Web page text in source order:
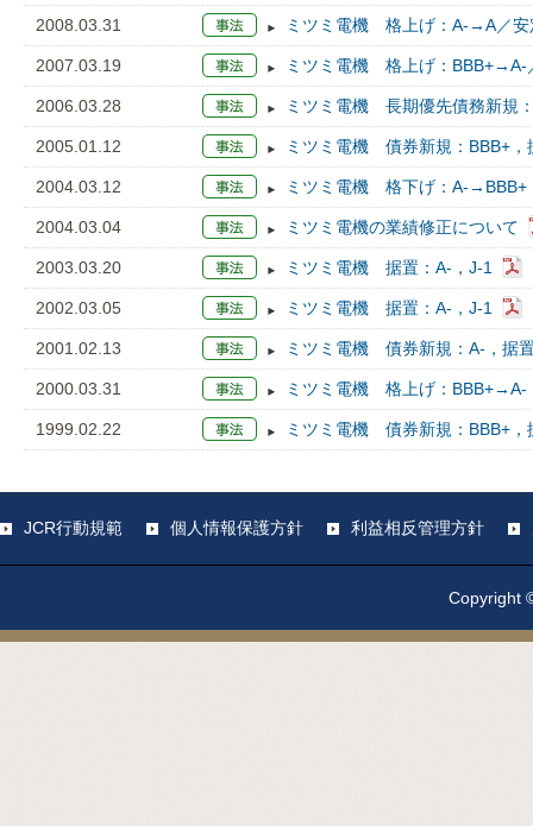
2008.03.31 ミツミ電機 格上げ：A-→A／安
2007.03.19 ミツミ電機 格上げ：
2006.03.28 ミツミ電機 長期優先債務新規
2005.01.12 ミツミ電機 債券新規：BBB+，
2004.03.12 ミツミ電機 格下げ：A-
2004.03.04 ミツミ電機の業績修正について
2003.03.20 ミツミ電機 据置：A-，J-1
2002.03.05 ミツミ電機 据置：A-，J-1
2001.02.13 ミツミ電機 債券新規：A-，据
2000.03.31 ミツミ電機 格上げ：
1999.02.22 ミツミ電機 債券新規：BBB+，
JCR行動規範 個人情報保護方針 利益相反管理方針
Copyright